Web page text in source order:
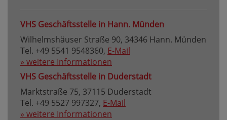
VHS Geschäftsstelle in Hann. Münden
Wilhelmshäuser Straße 90, 34346 Hann. Münden
Tel. +49 5541 9548360, E-Mail
» weitere Informationen
VHS Geschäftsstelle in Duderstadt
Marktstraße 75, 37115 Duderstadt
Tel. +49 5527 997327, E-Mail
» weitere Informationen